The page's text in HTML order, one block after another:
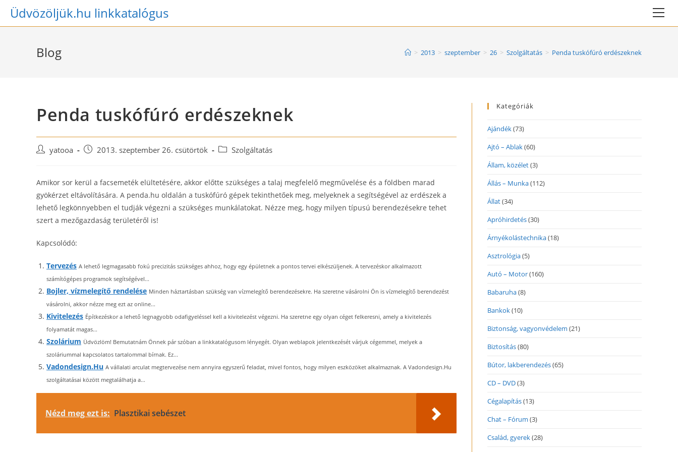
SkipÜdvözöljük.hu linkkatalógus
Blog > 2013 > szeptember > 26 > Szolgáltatás > Penda tuskófúró erdészeknek
Penda tuskófúró erdészeknek
Postyatooa
Post 2013. szeptember 26. csütörtök
PostSzolgáltatás
Amikor sor kerül a facsemeték elültetésére, akkor előtte szükséges a talaj megfelelő megművelése és a földben marad
gyökérzet eltávolítására. A penda.hu oldalán a tuskófúró gépek tekinthetőek meg, melyeknek a segítségével az erdészek a
lehető legkönnyebben el tudják végezni a szükséges munkálatokat. Nézze meg, hogy milyen típusú berendezésekre tehet
szert a mezőgazdaság területéről is!
Kapcsolódó:
Tervezés A lehető legmagasabb fokú precizitás szükséges ahhoz, hogy egy épületnek a pontos tervei elkészüljenek. A tervezéskor alkalmazott
számítógépes programok segítségével...
Bojler, vízmelegítő rendelése Minden háztartásban szükség van vízmelegítő berendezésekre. Ha szeretne vásárolni Ön is vízmelegítő berendezést
vásárolni, akkor nézze meg ezt az online...
Kivitelezés Építkezéskor a lehető legnagyobb odafigyeléssel kell a kivitelezést végezni. Ha szeretne egy olyan céget felkeresni, amely a kivitelezés
folyamatát magas...
Szolárium Üdvözlöm! Bemutatnám Önnek pár szóban a linkkatalógusom lényegét. Olyan weblapok jelentkezését várjuk cégemmel, melyek a
szoláriummal kapcsolatos tartalommal bírnak. Ez...
Vadondesign.Hu A vállalati arculat megtervezése nem annyira egyszerű feladat, mivel fontos, hogy milyen eszközöket alkalmaznak. A Vadondesign.Hu
szolgáltatásai között megtalálhatja a...
Nézd meg ezt is: Plasztikai sebészet
Kategóriák
Ajándék(73)
Ajtó – Ablak(60)
Állam, közélet(3)
Állás – Munka(112)
Állat(34)
Apróhirdetés(30)
Árnyékolástechnika(18)
Asztrológia(5)
Autó – Motor(160)
Babaruha(8)
Bankok(10)
Biztonság, vagyonvédelem (21)
Biztosítás(80)
Bútor, lakberendezés(65)
CD – DVD(3)
Cégalapítás(13)
Chat – Fórum (3)
Család, gyerek(28)